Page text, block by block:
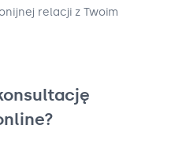
relacji z Twoim